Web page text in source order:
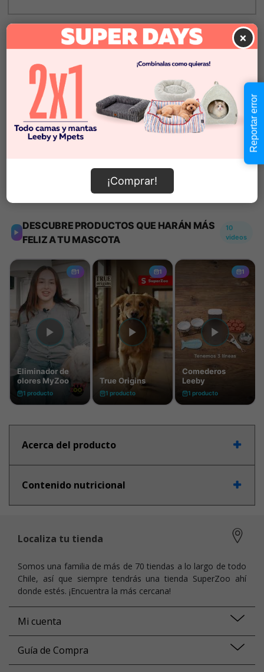
Descripción
Cantidad:
- +
$2.590
En Stock
Añadir al carrito
Información de envío
Acerca del producto
Contenido nutricional
×
¡Comprar!
Localiza tu tienda
Somos una familia de más de 70 tiendas a lo largo de todo
Chile, así que siempre tendrás una tienda SuperZoo ahí
donde estés. ¡Encuentra la más cercana!
Mi cuenta
Guía de Compra
Reportar error